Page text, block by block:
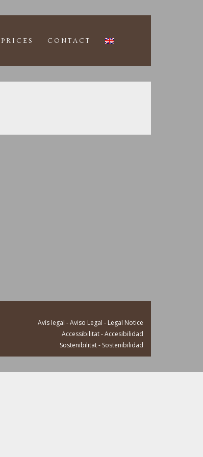
CONTACT
Avís legal - Aviso Legal - Legal Notice
Accessibilitat - Accesibilidad
Sostenibilitat - Sostenibilidad